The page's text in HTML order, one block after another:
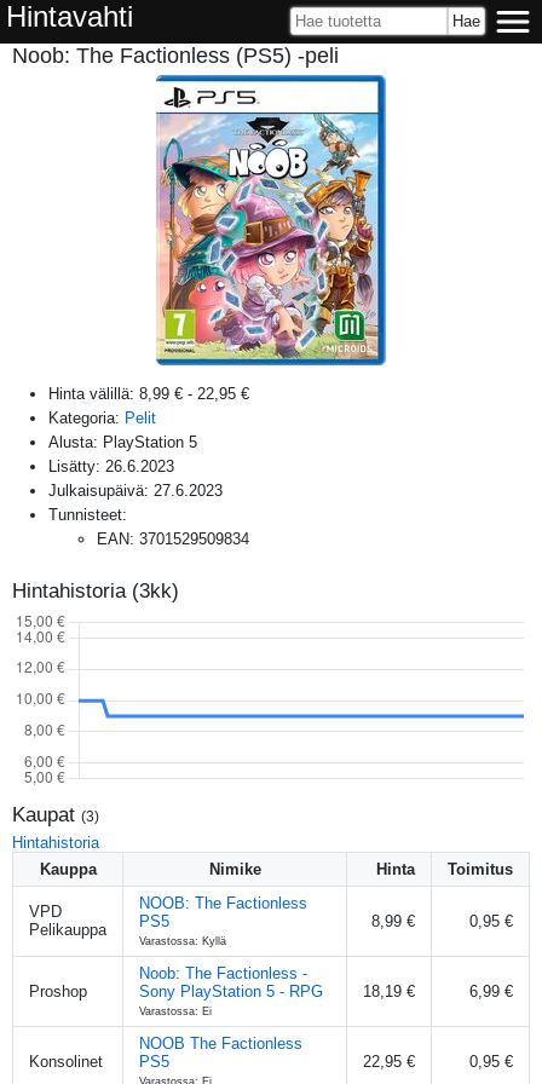
Hintavahti
Noob: The Factionless (PS5) -peli
Hinta välillä: 8,99 € - 22,95 €
Kategoria: Pelit
Alusta: PlayStation 5
Lisätty: 26.6.2023
Julkaisupäivä: 27.6.2023
Tunnisteet:
EAN: 3701529509834
Hintahistoria (3kk)
Kaupat (3)
Hintahistoria
Kauppa
Nimike Hinta Toimitus
VPD
Pelikauppa
NOOB: The Factionless
PS5
Varastossa: Kyllä
8,99 € 0,95 €
Proshop
Noob: The Factionless -
Sony PlayStation 5 - RPG
Varastossa: Ei
18,19 € 6,99 €
Konsolinet
NOOB The Factionless
PS5
Varastossa: Ei
22,95 € 0,95 €